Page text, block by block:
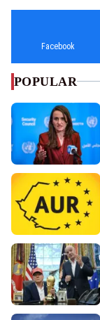
Facebook
POPULAR